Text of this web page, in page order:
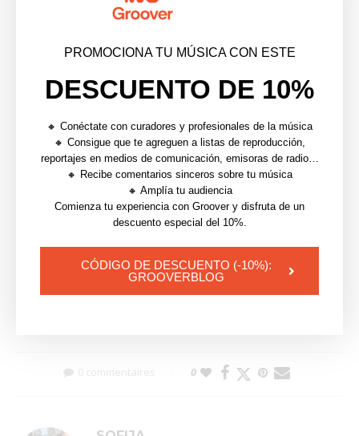
especialmente, esto cambia la forma en que debe
prensa ya no se trata solo de credibilidad o
exposición, sino también decrear los datos que
determinan cómo los sistemas de IA entienden y
recomiendan tu música. Y plataformas como
Groover ofrecen una de las formas más directas de
generar esa visibilidad.
Así que envía tu música ahora enGroover🚀
0 commentaires 0
PROMOCIONA TU MÚSICA CON ESTE
DESCUENTO DE 10%
🔸 Conéctate con curadores y profesionales de la música
🔸 Consigue que te agreguen a listas de reproducción,
reportajes en medios de comunicación, emisoras de radio…
🔸 Recibe comentarios sinceros sobre tu música
🔸 Amplía tu audiencia
Comienza tu experiencia con Groover y disfruta de un
descuento especial del 10%.
CÓDIGO DE DESCUENTO (-10%):
GROOVERBLOG